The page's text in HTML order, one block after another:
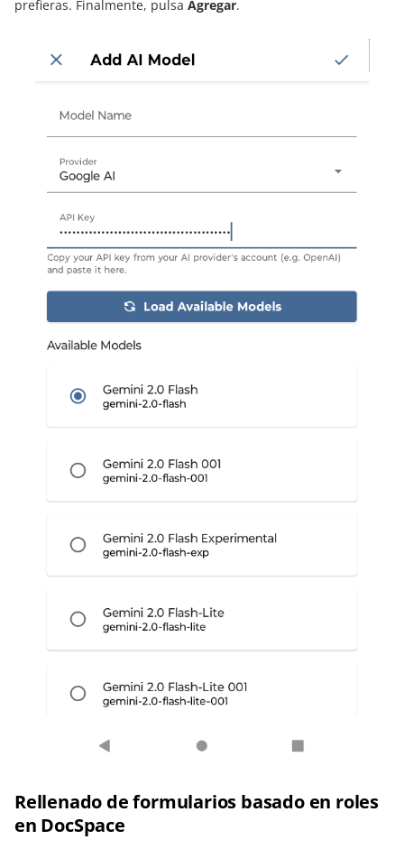
prefieras. Finalmente, pulsa Agregar.
Rellenado de formularios basado en roles
en DocSpace